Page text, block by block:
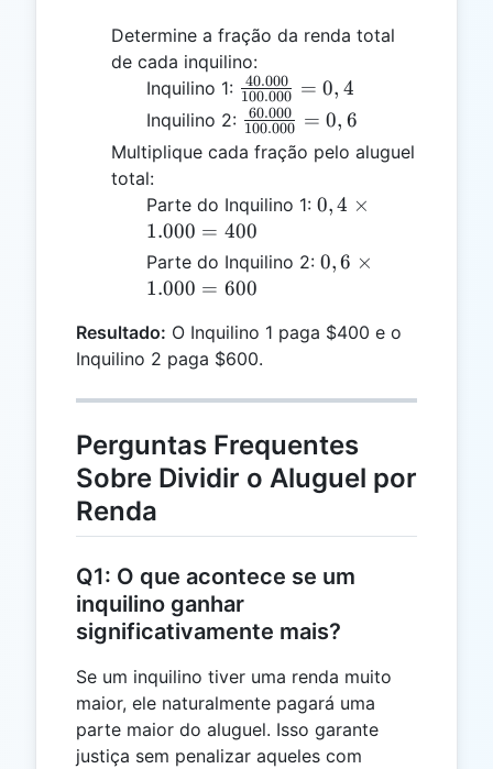
Determine a fração da renda total
de cada inquilino:
Inquilino 1: \frac{40.000}
{100.000} =
0,4
100.000
40.000 = 0, 4
Inquilino 2: \frac{60.000}
{100.000} =
100.000
60.000 = 0, 6
Multiplique cada fração pelo aluguel
total:
Parte do Inquilino 1: 0,4
1.000
= 400
0,4 ×
1.000 = 400
Parte do Inquilino 2: 0,6
= 600
0,6 ×
1.000 = 600
Resultado: O Inquilino 1 paga $400 e o
Inquilino 2 paga $600.
Perguntas Frequentes
Sobre Dividir o Aluguel por
Renda
Q1: O que acontece se um
inquilino ganhar
significativamente mais?
Se um inquilino tiver uma renda muito
maior, ele naturalmente pagará uma
parte maior do aluguel. Isso garante
justiça sem penalizar aqueles com